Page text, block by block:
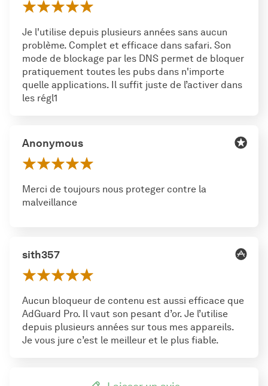
Je l'utilise depuis plusieurs années sans aucun
problème. Complet et efficace dans safari. Son
mode de blockage par les DNS permet de bloquer
pratiquement toutes les pubs dans n'importe
quelle applications. Il suffit juste de l’activer dans
les régl1
Anonymous
Merci de toujours nous proteger contre la
malveillance
sith357
Aucun bloqueur de contenu est aussi efficace que
AdGuard Pro. Il vaut son pesant d’or. Je l’utilise
depuis plusieurs années sur tous mes appareils.
Je vous jure c’est le meilleur et le plus fiable.